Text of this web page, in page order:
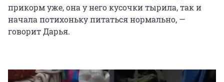
прикорм уже, она у него кусочки тырила, так и
начала потихоньку питаться нормально, —
говорит Дарья.